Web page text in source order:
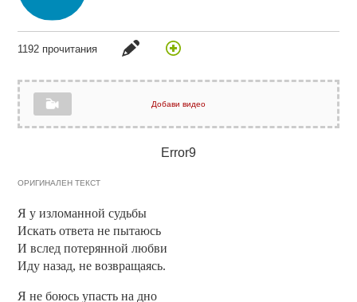
1192 прочитания
Добави видео
Error9
ОРИГИНАЛЕН ТЕКСТ
Я у изломанной судьбы
Искать ответа не пытаюсь
И вслед потерянной любви
Иду назад, не возвращаясь.
Я не боюсь упасть на дно